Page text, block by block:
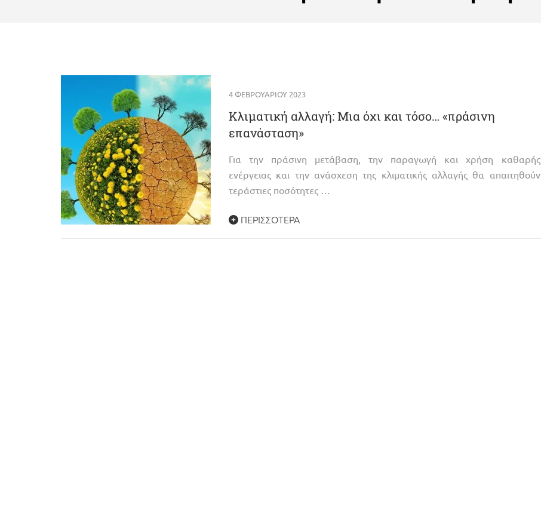
4 ΦΕΒΡΟΥΑΡΊΟΥ 2023
Κλιματική αλλαγή: Μια όχι και τόσο… «πράσινη
επανάσταση»
Για την πράσινη μετάβαση, την παραγωγή και χρήση καθαρής
ενέργειας και την ανάσχεση της κλιματικής αλλαγής θα απαιτηθούν
τεράστιες ποσότητες …
ΠΕΡΙΣΣΌΤΕΡΑ